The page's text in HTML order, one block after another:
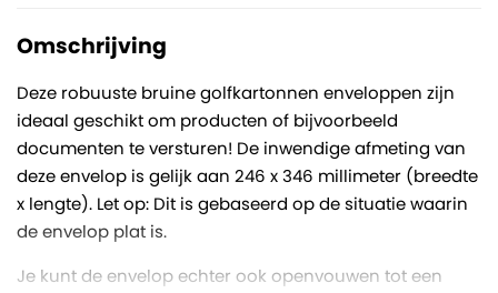
Aantal op volle pallet
Verkoopeenheid
Per stuk (opklimmend per
25)
Omschrijving
Deze robuuste bruine golfkartonnen enveloppen zijn
ideaal geschikt om producten of bijvoorbeeld
documenten te versturen! De inwendige afmeting van
deze envelop is gelijk aan 246 x 346 millimeter (breedte
x lengte). Let op: Dit is gebaseerd op de situatie waarin
de envelop plat is.
Je kunt de envelop echter ook openvouwen tot een